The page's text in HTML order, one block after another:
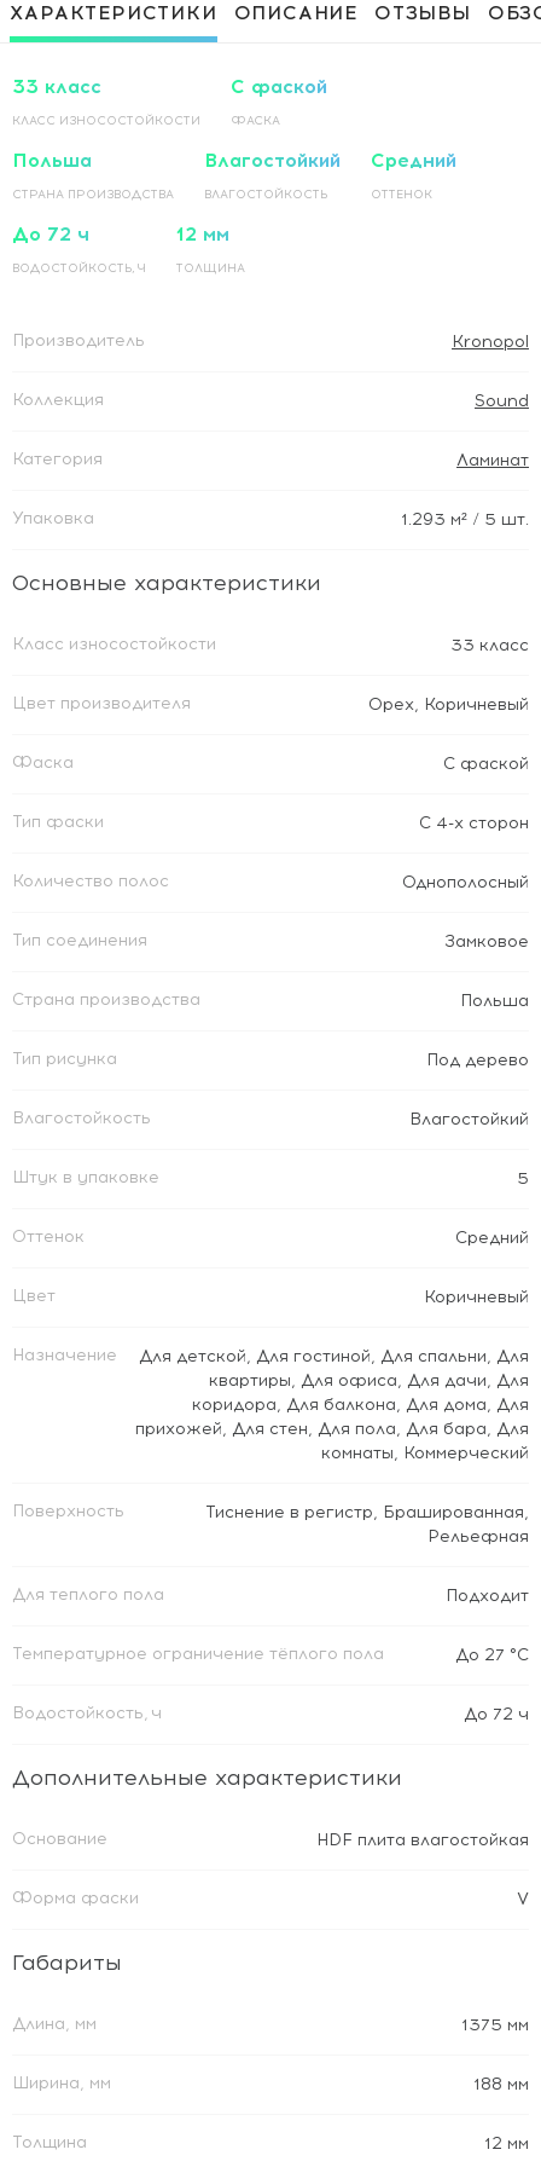
покрытия на основание по прямой
Приклеивание ламинированного
ХАРАКТЕРИСТИКИ ОПИСАНИЕ ОТЗЫВЫ
33 класс
КЛАСС ИЗНОСОСТОЙКОСТИ
С фаской
ФАСКА
Польша
СТРАНА ПРОИЗВОДСТВА
Влагостойкий
ВЛАГОСТОЙКОСТЬ
Средний
ОТТЕНОК
До 72 ч
ВОДОСТОЙКОСТЬ, Ч
12 мм
ТОЛЩИНА
Производитель Kronopol
Коллекция Sound
Категория Ламинат
Упаковка 1.293 м² / 5 шт.
Основные характеристики
Класс износостойкости 33 класс
Цвет производителя Орех, Коричневый
Фаска С фаской
Тип фаски С 4-х сторон
Количество полос Однополосный
Тип соединения Замковое
Страна производства Польша
Тип рисунка Под дерево
Влагостойкость Влагостойкий
Штук в упаковке 5
Оттенок Средний
Цвет Коричневый
Назначение Для детской, Для гостиной, Для спальни, Для
квартиры, Для офиса, Для дачи, Для
коридора, Для балкона, Для дома, Для
прихожей, Для стен, Для пола, Для бара, Для
комнаты, Коммерческий
Поверхность Тиснение в регистр, Брашированная,
Рельефная
Для теплого пола Подходит
Температурное ограничение тёплого пола До 27 °C
Водостойкость, ч До 72 ч
Дополнительные характеристики
Основание HDF плита влагостойкая
Форма фаски V
Габариты
Длина, мм 1375 мм
Ширина, мм 188 мм
Толщина 12 мм